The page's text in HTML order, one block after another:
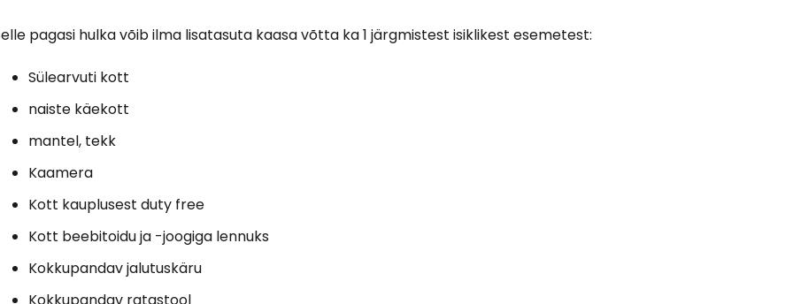
pagasi hulka võib ilma lisatasuta kaasa võtta ka 1 järgmistest isiklikest esemetest:
Sülearvuti kott
naiste käekott
mantel, tekk
Kaamera
Kott kauplusest duty free
Kott beebitoidu ja -joogiga lennuks
Kokkupandav jalutuskäru